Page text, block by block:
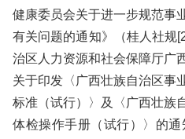
健康委员会关于进一步规范事
有关问题的通知》（桂人社规
治区人力资源和社会保障厅广
关于印发〈广西壮族自治区事
标准（试行）〉及〈广西壮族
体检操作手册（试行）〉的通